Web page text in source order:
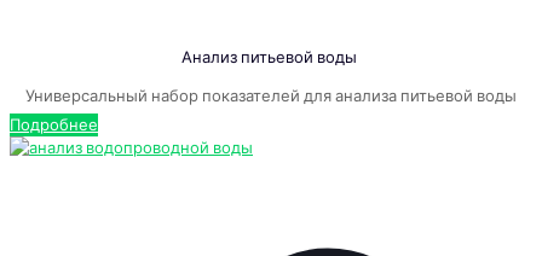
Анализ питьевой воды
Универсальный набор показателей для анализа питьевой воды
Подробнее